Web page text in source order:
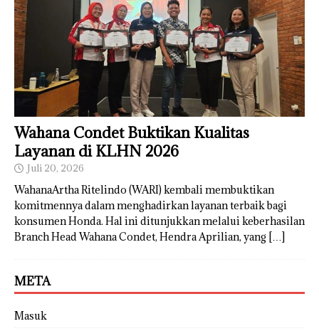
Wahana Condet Buktikan Kualitas
Layanan di KLHN 2026
Juli 20, 2026
WahanaArtha Ritelindo (WARI) kembali membuktikan
komitmennya dalam menghadirkan layanan terbaik bagi
konsumen Honda. Hal ini ditunjukkan melalui keberhasilan
Branch Head Wahana Condet, Hendra Aprilian, yang […]
META
Masuk